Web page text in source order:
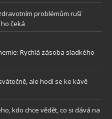
problémům ruší
čeká
Rychlá zásoba sladkého
ale hodí se ke kávě
kdo chce vědět, co si dává na